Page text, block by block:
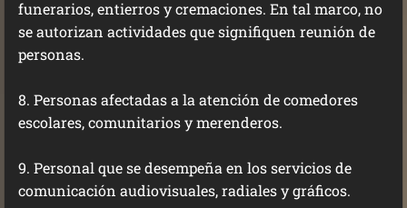
funerarios, entierros y cremaciones. En tal marco, no
se autorizan actividades que signifiquen reunión de
personas.
8. Personas afectadas a la atención de comedores
escolares, comunitarios y merenderos.
9. Personal que se desempeña en los servicios de
comunicación audiovisuales, radiales y gráficos.